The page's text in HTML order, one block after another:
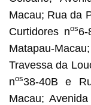
Macau; Rua da
Curtidores nos
Matapau-
Travessa da
nos38-40B e
Macau;